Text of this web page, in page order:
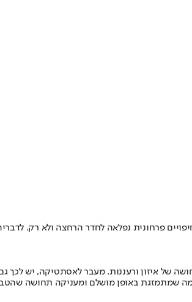
פרחונית נפלאה לחדר הרחצה ולא רק.
של איזון ורעננות. מעבר לאסתטיקה, יש לכך
שמתמזגת באופן מושלם ומעניקה תחושה